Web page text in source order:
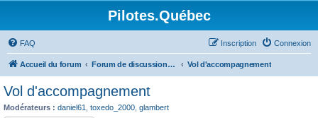
Pilotes.Québec
FAQ Connexion
Inscription
Accueil du forum Forum de discussions sur l'aviation générale Vol d'accompagnement
Vol d'accompagnement
Modérateurs : daniel61 toxedo_2000 glambert